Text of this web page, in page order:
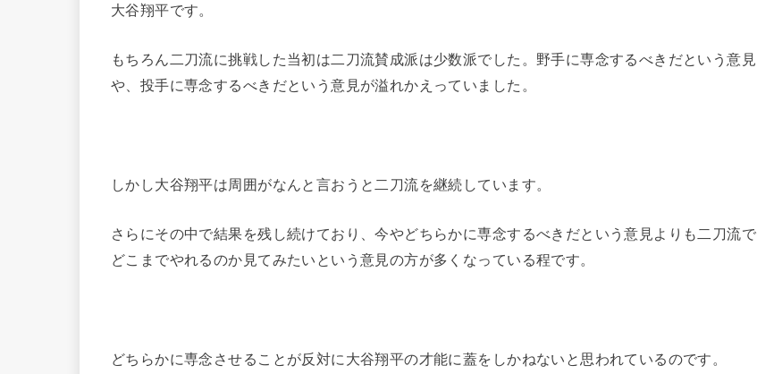
大谷翔平です。
もちろん二刀流に挑戦した当初は二刀流賛成派は少数派でした。野手に専念するべきだという意見
や、投手に専念するべきだという意見が溢れかえっていました。
しかし大谷翔平は周囲がなんと言おうと二刀流を継続しています。
さらにその中で結果を残し続けており、今やどちらかに専念するべきだという意見よりも二刀流で
どこまでやれるのか見てみたいという意見の方が多くなっている程です。
どちらかに専念させることが反対に大谷翔平の才能に蓋をしかねないと思われているのです。